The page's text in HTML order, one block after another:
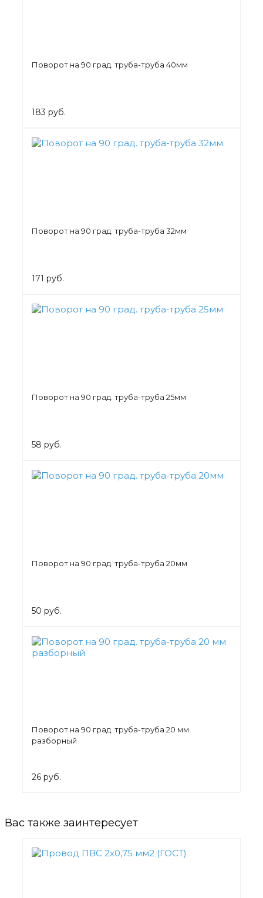
Поворот на 90 град. труба-труба 40мм
183 руб.
Поворот на 90 град. труба-труба 32мм
171 руб.
Поворот на 90 град. труба-труба 25мм
58 руб.
Поворот на 90 град. труба-труба 20мм
50 руб.
Поворот на 90 град. труба-труба 20 мм
разборный
26 руб.
Вас также заинтересует